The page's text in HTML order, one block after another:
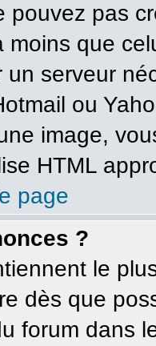
pouvez pas
moins que
un serveur
ou
image,
HTML
page
?
le
dès que
forum dans